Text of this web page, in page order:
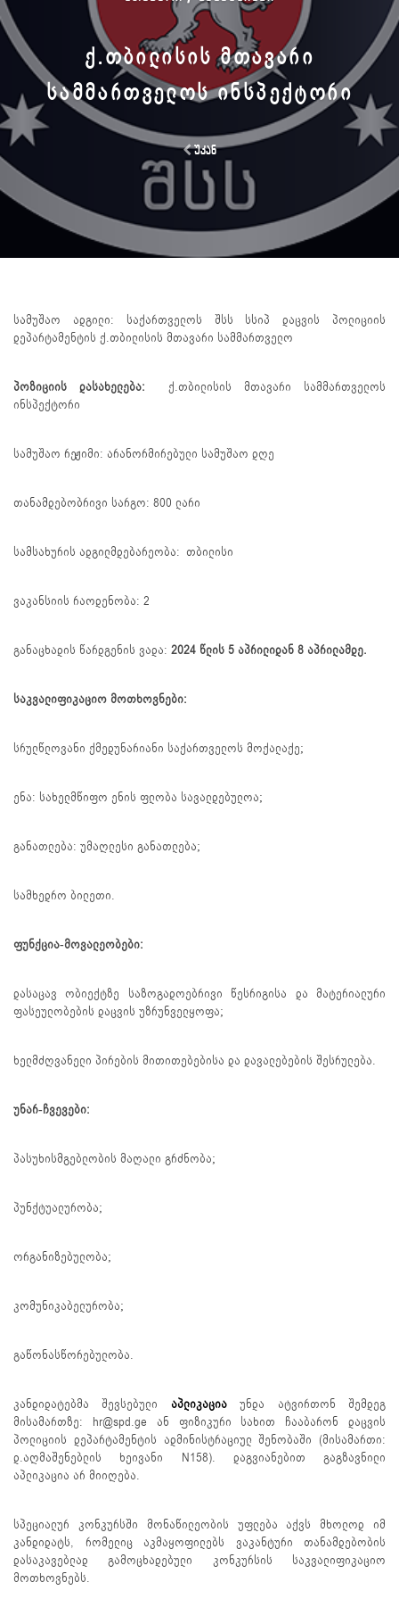
Ქ.ᲗᲑᲘᲚᲘᲡᲘᲡ ᲛᲗᲐᲕᲐᲠᲘ
ᲡᲐᲛᲛᲐᲠᲗᲕᲔᲚᲝᲡ ᲘᲜᲡᲞᲔᲥᲢᲝᲠᲘ
უკან
სამუშაო ადგილი: საქართველოს შსს სსიპ დაცვის პოლიციის
დეპარტამენტის ქ.თბილისის მთავარი სამმართველო
პოზიციის დასახელება: ქ.თბილისის მთავარი სამმართველოს
ინსპექტორი
სამუშაო რეჟიმი: არანორმირებული სამუშაო დღე
თანამდებობრივი სარგო: 800 ლარი
სამსახურის ადგილმდებარეობა: თბილისი
ვაკანსიის რაოდენობა: 2
განაცხადის წარდგენის ვადა: 2024 წლის 5 აპრილიდან 8 აპრილამდე.
საკვალიფიკაციო მოთხოვნები:
სრულწლოვანი ქმედუნარიანი საქართველოს მოქალაქე;
ენა: სახელმწიფო ენის ფლობა სავალდებულოა;
განათლება: უმაღლესი განათლება;
სამხედრო ბილეთი.
ფუნქცია-მოვალეობები:
დასაცავ ობიექტზე საზოგადოებრივი წესრიგისა და მატერიალური
ფასეულობების დაცვის უზრუნველყოფა;
ხელმძღვანელი პირების მითითებებისა და დავალებების შესრულება.
უნარ-ჩვევები:
პასუხისმგებლობის მაღალი გრძნობა;
პუნქტუალურობა;
ორგანიზებულობა;
კომუნიკაბელურობა;
გაწონასწორებულობა.
კანდიდატებმა შევსებული აპლიკაცია
უნდა ატვირთონ შემდეგ
მისამართზე: hr@spd.ge ან ფიზიკური სახით ჩააბარონ დაცვის
პოლიციის დეპარტამენტის ადმინისტრაციულ შენობაში (მისამართი:
დ.აღმაშენებლის ხეივანი N158). დაგვიანებით გაგზავნილი
აპლიკაცია არ მიიღება.
სპეციალურ კონკურსში მონაწილეობის უფლება აქვს მხოლოდ იმ
კანდიდატს, რომელიც აკმაყოფილებს ვაკანტური თანამდებობის
დასაკავებლად გამოცხადებული კონკურსის საკვალიფიკაციო
მოთხოვნებს.